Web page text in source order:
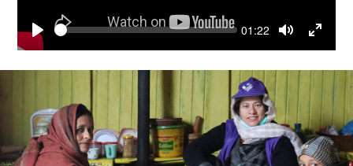
"إِنَّمَا ٱلصَّدَقَٰتُ لِلْفُقَرَآءِ وَٱلْمَسَٰكِينِ
وَٱلْعَٰمِلِينَ عَلَيْهَا" سورة التوبة - 60
Play
Seek Current
01:22
Mute